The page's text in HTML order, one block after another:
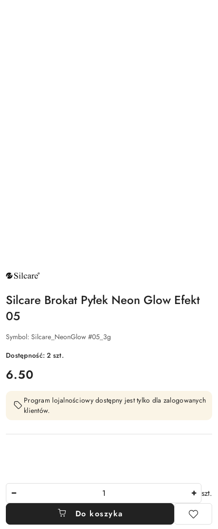
NAZWA
PRODUCENTA:
Silcare Brokat Pyłek Neon Glow Efekt
05
Symbol: Silcare_NeonGlow #05_3g
Dostępność:2 szt.
cena:
6.50
Program lojalnościowy dostępny jest tylko dla zalogowanych
klientów.
szt.
Do koszyka